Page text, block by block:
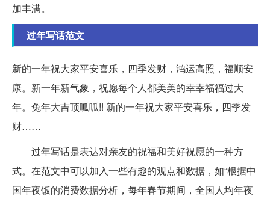
加丰满。
过年写话范文
新的一年祝大家平安喜乐，四季发财，鸿运高照，福顺安
康。新一年新气象，祝愿每个人都美美的幸幸福福过大
年。兔年大吉顶呱呱!! 新的一年祝大家平安喜乐，四季发
财……
过年写话是表达对亲友的祝福和美好祝愿的一种方
式。在范文中可以加入一些有趣的观点和数据，如“根据中
国年夜饭的消费数据分析，每年春节期间，全国人均年夜